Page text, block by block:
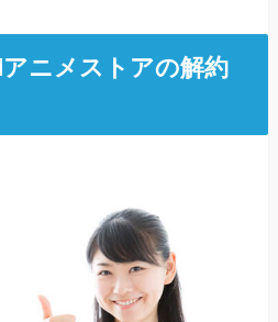
アニメストアの解約